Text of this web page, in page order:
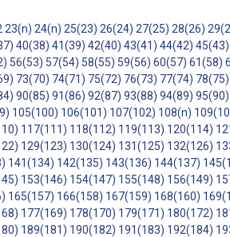
23(n) 24(n) 25(23) 26(24) 27(25) 28(26)
40(38) 41(39) 42(40) 43(41) 44(42) 45(43)
56(53) 57(54) 58(55) 59(56) 60(57) 61(58)
73(70) 74(71) 75(72) 76(73) 77(74) 78(75)
90(85) 91(86) 92(87) 93(88) 94(89) 95(90)
105(100) 106(101) 107(102) 108(n)
117(111) 118(112) 119(113) 120(114)
129(123) 130(124) 131(125) 132(126)
141(134) 142(135) 143(136) 144(137)
153(146) 154(147) 155(148) 156(149)
165(157) 166(158) 167(159) 168(160)
177(169) 178(170) 179(171) 180(172)
189(181) 190(182) 191(183) 192(184)